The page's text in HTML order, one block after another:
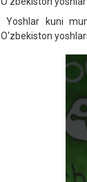
Yoshlar kuni
O‘zbekiston